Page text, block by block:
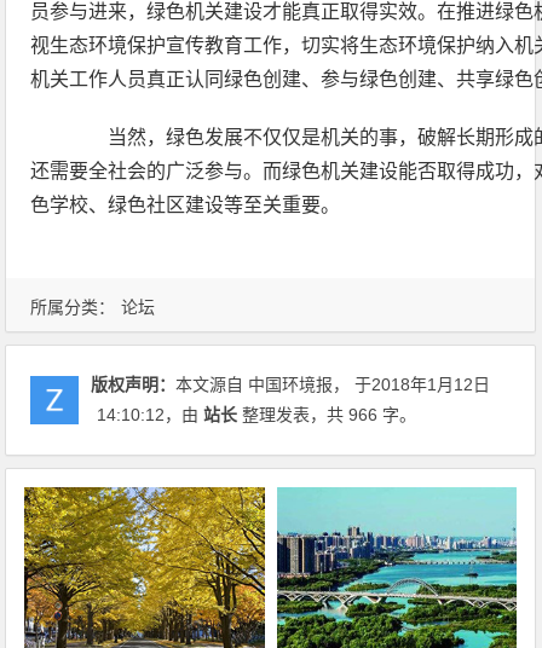
所属分类： 论坛
员参与进来，绿色机关建设才能真正取得实效。在推进绿
视生态环境保护宣传教育工作，切实将生态环境保护纳入
机关工作人员真正认同绿色创建、参与绿色创建、共享绿色
当然，绿色发展不仅仅是机关的事，破解长期形成
还需要全社会的广泛参与。而绿色机关建设能否取得成功
色学校、绿色社区建设等至关重要。
版权声明：本文源自 中国环境报， 于2018年1月12日
14:10:12，由站长 整理发表，共 966 字。